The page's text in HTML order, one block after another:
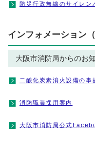
防災行政無線のサイレン
インフォメーション（
大阪市消防局からのお
二酸化炭素消火設備の事
消防職員採用案内
大阪市消防局公式